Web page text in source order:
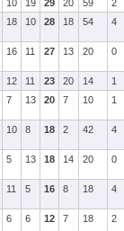
10 19 29 20 59
2
18 10 28 18 54 4
16 11 27 13 20 0
12 11 23 20 14
1
7 13 20 7 10 1
10 8 18 2 42 4
5 13 18 14 20 0
11 5 16 8 18 4
6 6 12 7 18 2